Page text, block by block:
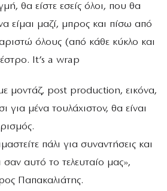
θα είστε εσείς όλοι, που θα
είμαι μαζί, μπρος και πίσω από
όλους (από κάθε κύκλο και
It’s a wrap
μοντάζ, post production, εικόνα,
για μένα τουλάχιστον, θα είναι
πάλι για συναντήσεις και
σαν αυτό το τελευταίο μας»,
Παπακαλιάτης.